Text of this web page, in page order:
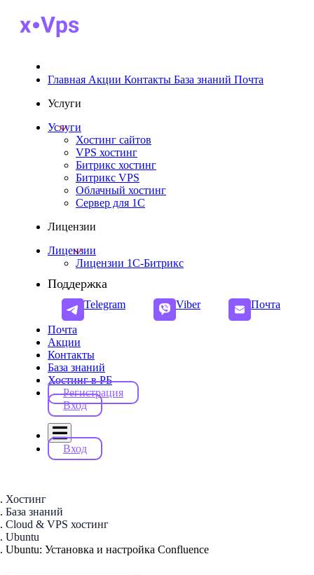
Главная Акции Контакты База знаний Почта
Услуги
Услуги
Хостинг сайтов
VPS хостинг
Битрикс хостинг
Битрикс VPS
Облачный хостинг
Cервер для 1С
Лицензии
Лицензии
Лицензии 1С-Битрикс
Поддержка
Telegram Viber Почта
Почта
Акции
Контакты
База знаний
Хостинг в РБ
Регистрация
Вход
Вход
Хостинг
База знаний
Cloud & VPS хостинг
Ubuntu
Ubuntu: Установка и настройка Confluence